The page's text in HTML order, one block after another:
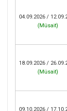
04.09.2026 /
(Müsait)
18.09.2026 /
(Müsait)
09.10.2026 /